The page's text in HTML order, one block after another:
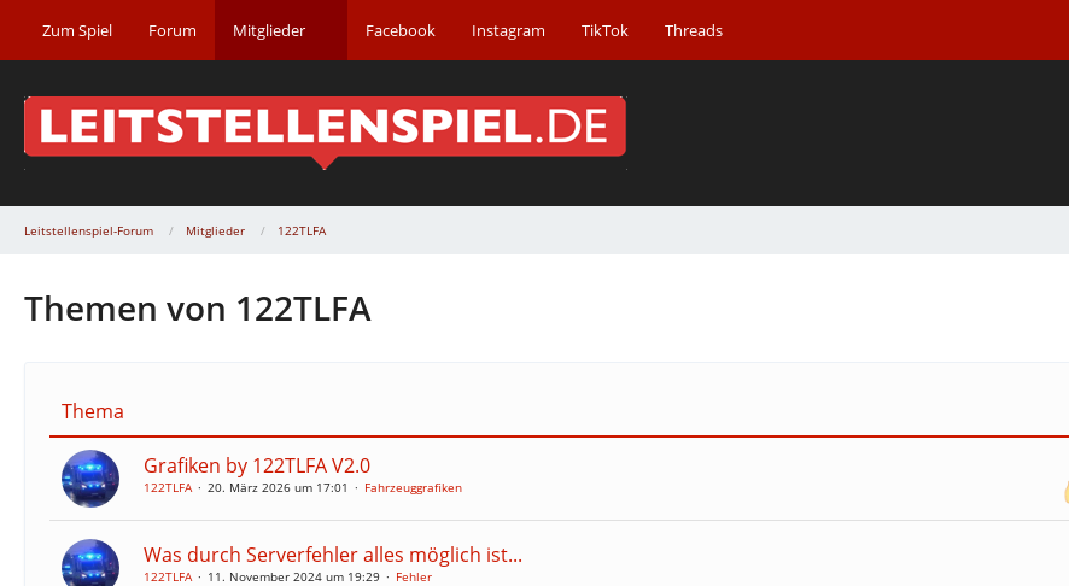
Zum Spiel Forum Mitglieder Facebook Instagram TikTok Threads
Leitstellenspiel-Forum Mitglieder 122TLFA
Themen von 122TLFA
Thema
Grafiken by 122TLFA V2.0
122TLFA 20. März 2026 um 17:01 Fahrzeuggrafiken
Was durch Serverfehler alles möglich ist...
122TLFA 11. November 2024 um 19:29 Fehler